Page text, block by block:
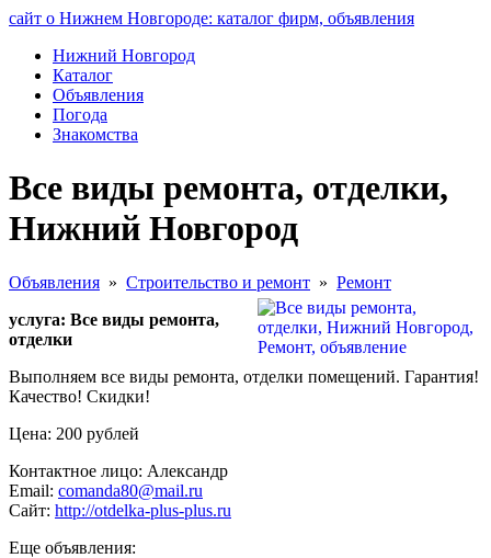
сайт о Нижнем Новгороде: каталог фирм, объявления
Нижний Новгород
Каталог
Объявления
Погода
Знакомства
Все виды ремонта, отделки,
Нижний Новгород
Объявления » Строительство и ремонт » Ремонт
услуга: Все виды ремонта,
отделки
Выполняем все виды ремонта, отделки помещений. Гарантия!
Качество! Скидки!
Цена: 200 рублей
Контактное лицо: Александр
Email: comanda80@mail.ru
Сайт: http://otdelka-plus-plus.ru
Еще объявления: